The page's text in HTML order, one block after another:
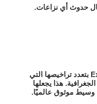
حدوث أي نزاعات.
بالمقارنة مع منافسيها، تتميز Exness بتعدد تراخيصها التي
هذا يجعلها
وسيط موثوق عالميًا.